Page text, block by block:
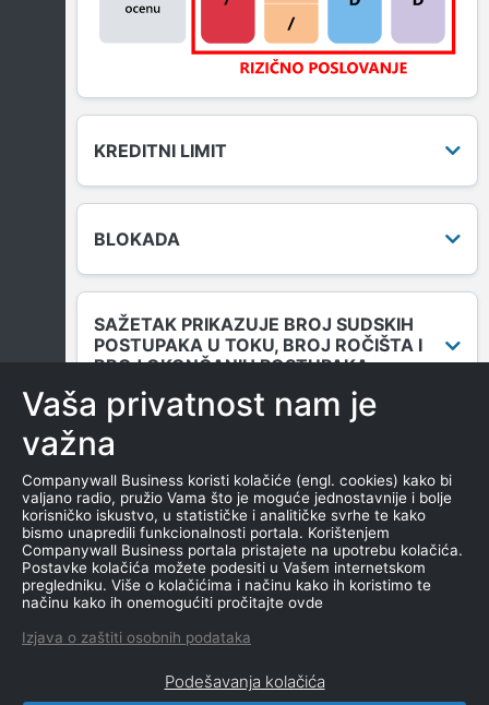
KREDITNI LIMIT
BLOKADA
SAŽETAK PRIKAZUJE BROJ SUDSKIH
POSTUPAKA U TOKU, BROJ ROČIŠTA I
BROJ OKONČANIH POSTUPAKA.
DUGOVANJA
MENICE I ZALOGE
NEKRETNINE U VLASNIŠTVU
Vaša privatnost nam je
važna
Companywall Business koristi kolačiće (engl. cookies) kako bi
valjano radio, pružio Vama što je moguće jednostavnije i bolje
korisničko iskustvo, u statističke i analitičke svrhe te kako
bismo unapredili funkcionalnosti portala. Korištenjem
Companywall Business portala pristajete na upotrebu kolačića.
Postavke kolačića možete podesiti u Vašem internetskom
pregledniku. Više o kolačićima i načinu kako ih koristimo te
načinu kako ih onemogućiti pročitajte ovde
Izjava o zaštiti osobnih podataka
Podešavanja kolačića